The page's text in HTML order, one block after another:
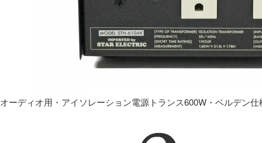
オーディオ用・アイソレーション電源トランス600W・ベルデン仕